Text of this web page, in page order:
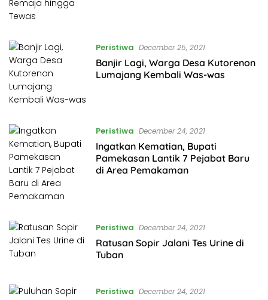
Peristiwa December 25, 2021
Banjir Lagi, Warga Desa Kutorenon
Lumajang Kembali Was-was
Peristiwa December 24, 2021
Ingatkan Kematian, Bupati
Pamekasan Lantik 7 Pejabat Baru
di Area Pemakaman
Peristiwa December 24, 2021
Ratusan Sopir Jalani Tes Urine di
Tuban
Peristiwa December 24, 2021